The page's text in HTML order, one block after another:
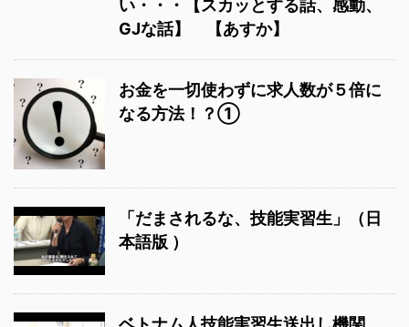
い・・・【スカッとする話、感動、
GJな話】 【あすか】
お金を一切使わずに求人数が５倍に
なる方法！？①
「だまされるな、技能実習生」（日
本語版 ）